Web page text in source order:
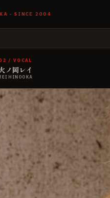
- SINCE 2004
/ VOCAL
ノ岡レイ
HINOOKA